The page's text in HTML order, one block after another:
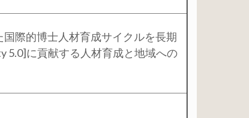
際的博士人材育成サイクルを長期
5.0]に貢献する人材育成と地域への